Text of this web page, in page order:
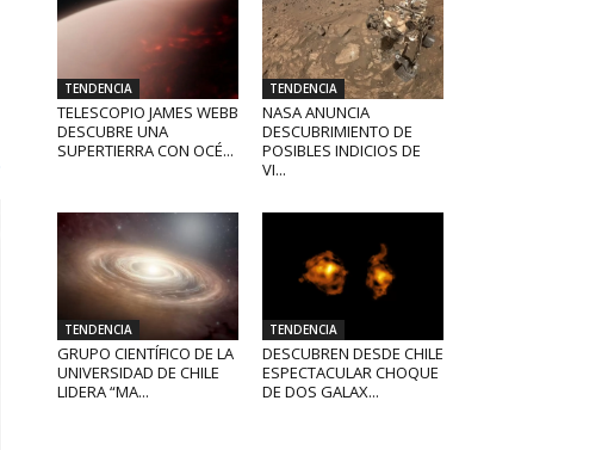
TENDENCIA
TELESCOPIO JAMES WEBB
DESCUBRE UNA
SUPERTIERRA CON OCÉ...
TENDENCIA
NASA ANUNCIA
DESCUBRIMIENTO DE
POSIBLES INDICIOS DE
VI...
TENDENCIA
GRUPO CIENTÍFICO DE LA
UNIVERSIDAD DE CHILE
LIDERA “MA...
TENDENCIA
DESCUBREN DESDE CHILE
ESPECTACULAR CHOQUE
DE DOS GALAX...